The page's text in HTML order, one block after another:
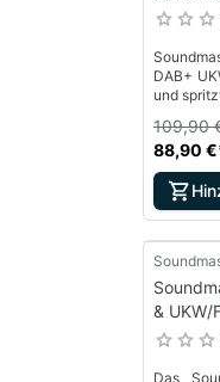
DAB+
und
88,90 €
109,90
& UKW/
Das